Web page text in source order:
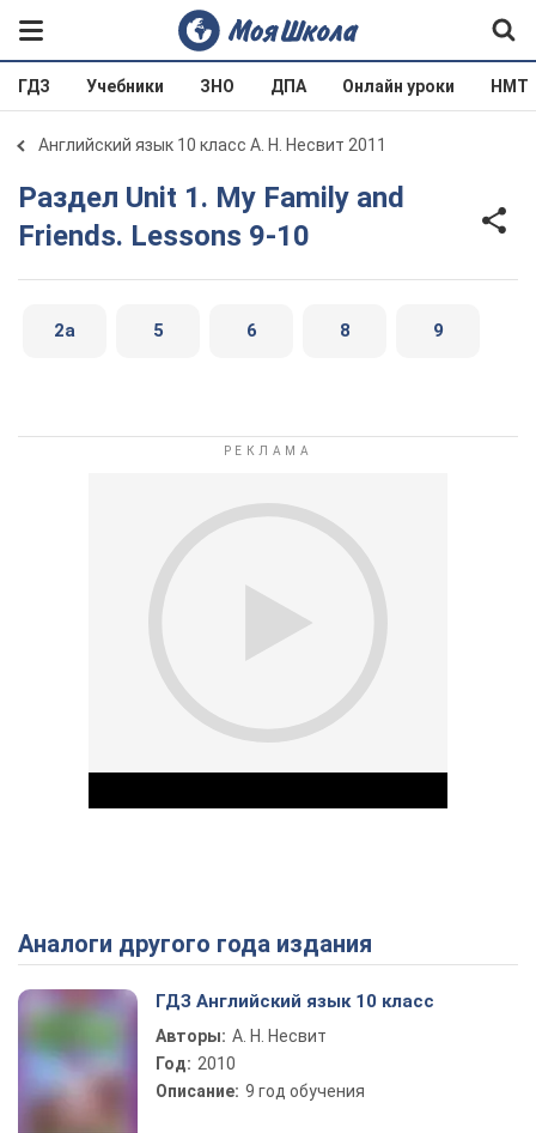
ГДЗ Учебники ЗНО ДПА Онлайн уроки НМТ
Английский язык 10 класс А. Н. Несвит 2011
Раздел Unit 1. My Family and
Friends. Lessons 9-10
2a 5 6 8 9
Play Video
Аналоги другого года издания
ГДЗ Английский язык 10 класс
Авторы: А. Н. Несвит
Год: 2010
Описание: 9 год обучения